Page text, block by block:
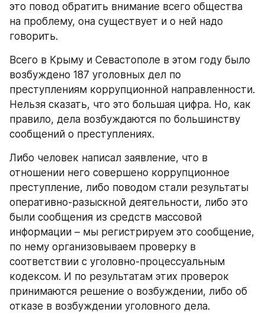
это повод обратить внимание всего общества
на проблему, она существует и о ней надо
говорить.
Всего в Крыму и Севастополе в этом году было
возбуждено 187 уголовных дел по
преступлениям коррупционной направленности.
Нельзя сказать, что это большая цифра. Но, как
правило, дела возбуждаются по большинству
сообщений о преступлениях.
Либо человек написал заявление, что в
отношении него совершено коррупционное
преступление, либо поводом стали результаты
оперативно-разыскной деятельности, либо это
были сообщения из средств массовой
информации – мы регистрируем это сообщение,
по нему организовываем проверку в
соответствии с уголовно-процессуальным
кодексом. И по результатам этих проверок
принимаются решение о возбуждении, либо об
отказе в возбуждении уголовного дела.